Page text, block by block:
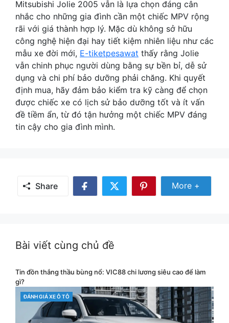
Mitsubishi Jolie 2005 vẫn là lựa chọn đáng cân
nhắc cho những gia đình cần một chiếc MPV rộng
rãi với giá thành hợp lý. Mặc dù không sở hữu
công nghệ hiện đại hay tiết kiệm nhiên liệu như các
mẫu xe đời mới, E-tiketpesawat thấy rằng Jolie
vẫn chinh phục người dùng bằng sự bền bỉ, dễ sử
dụng và chi phí bảo dưỡng phải chăng. Khi quyết
định mua, hãy đảm bảo kiểm tra kỹ càng để chọn
được chiếc xe có lịch sử bảo dưỡng tốt và ít vấn
đề tiềm ẩn, từ đó tận hưởng một chiếc MPV đáng
tin cậy cho gia đình mình.
Share
Share
Share
Share
More +
Bài viết cùng chủ đề
Tin đồn thắng thầu bùng nổ: VIC88 chi lương siêu cao để làm
gì?
CATEGORIES
ĐÁNH GIÁ XE Ô TÔ